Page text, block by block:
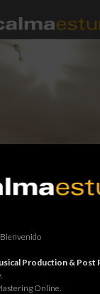
Production & Post
Online.